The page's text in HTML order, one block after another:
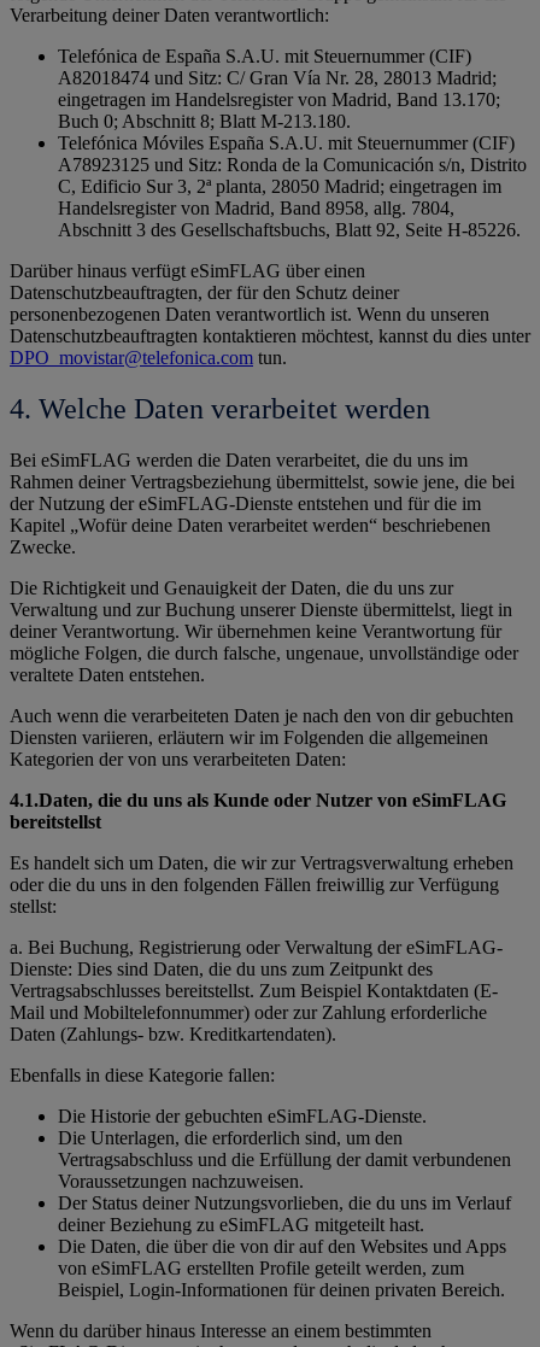
Verarbeitung deiner Daten verantwortlich:
Telefónica de España S.A.U. mit Steuernummer (CIF)
A82018474 und Sitz: C/ Gran Vía Nr. 28, 28013 Madrid;
eingetragen im Handelsregister von Madrid, Band 13.170;
Buch 0; Abschnitt 8; Blatt M-213.180.
Telefónica Móviles España S.A.U. mit Steuernummer (CIF)
A78923125 und Sitz: Ronda de la Comunicación s/n, Distrito
C, Edificio Sur 3, 2ª planta, 28050 Madrid; eingetragen im
Handelsregister von Madrid, Band 8958, allg. 7804,
Abschnitt 3 des Gesellschaftsbuchs, Blatt 92, Seite H-85226.
Darüber hinaus verfügt eSimFLAG über einen
Datenschutzbeauftragten, der für den Schutz deiner
personenbezogenen Daten verantwortlich ist. Wenn du unseren
Datenschutzbeauftragten kontaktieren möchtest, kannst du dies unter
DPO_movistar@telefonica.com tun.
4. Welche Daten verarbeitet werden
Bei eSimFLAG werden die Daten verarbeitet, die du uns im
Rahmen deiner Vertragsbeziehung übermittelst, sowie jene, die bei
der Nutzung der eSimFLAG-Dienste entstehen und für die im
Kapitel „Wofür deine Daten verarbeitet werden“ beschriebenen
Zwecke.
Die Richtigkeit und Genauigkeit der Daten, die du uns zur
Verwaltung und zur Buchung unserer Dienste übermittelst, liegt in
deiner Verantwortung. Wir übernehmen keine Verantwortung für
mögliche Folgen, die durch falsche, ungenaue, unvollständige oder
veraltete Daten entstehen.
Auch wenn die verarbeiteten Daten je nach den von dir gebuchten
Diensten variieren, erläutern wir im Folgenden die allgemeinen
Kategorien der von uns verarbeiteten Daten:
4.1.Daten, die du uns als Kunde oder Nutzer von eSimFLAG
bereitstellst
Es handelt sich um Daten, die wir zur Vertragsverwaltung erheben
oder die du uns in den folgenden Fällen freiwillig zur Verfügung
stellst:
a. Bei Buchung, Registrierung oder Verwaltung der eSimFLAG-
Dienste: Dies sind Daten, die du uns zum Zeitpunkt des
Vertragsabschlusses bereitstellst. Zum Beispiel Kontaktdaten (E-
Mail und Mobiltelefonnummer) oder zur Zahlung erforderliche
Daten (Zahlungs- bzw. Kreditkartendaten).
Ebenfalls in diese Kategorie fallen:
Die Historie der gebuchten eSimFLAG-Dienste.
Die Unterlagen, die erforderlich sind, um den
Vertragsabschluss und die Erfüllung der damit verbundenen
Voraussetzungen nachzuweisen.
Der Status deiner Nutzungsvorlieben, die du uns im Verlauf
deiner Beziehung zu eSimFLAG mitgeteilt hast.
Die Daten, die über die von dir auf den Websites und Apps
von eSimFLAG erstellten Profile geteilt werden, zum
Beispiel, Login-Informationen für deinen privaten Bereich.
Wenn du darüber hinaus Interesse an einem bestimmten